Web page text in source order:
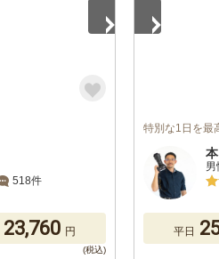
518件
23,760 円
特別な1日を最
平日